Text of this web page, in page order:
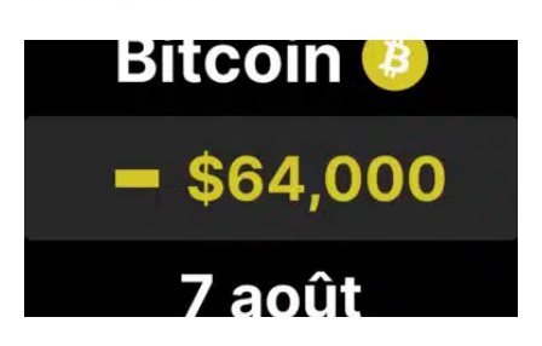
Bitcoin stagne à 64 000 dollars pendant que les